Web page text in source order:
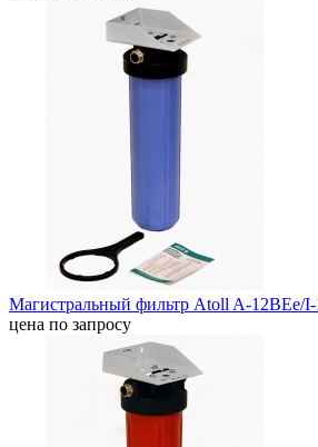
Магистральный фильтр Atoll A-12BEe/
цена по запросу